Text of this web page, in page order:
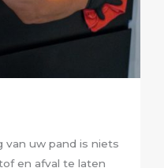
van uw pand is niets
en afval te laten